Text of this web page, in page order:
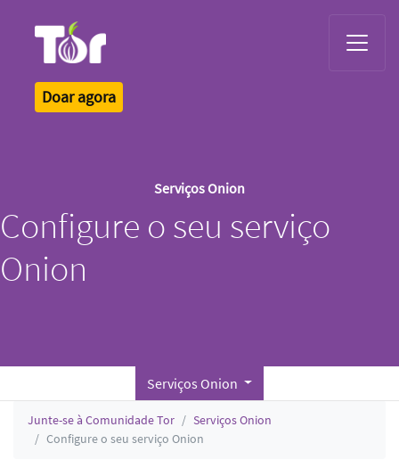
Doar agora
Serviços Onion
Configure o seu serviço
Onion
Serviços Onion
Junte-se à Comunidade Tor
Serviços Onion
Configure o seu serviço Onion